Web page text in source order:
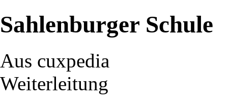
Sahlenburger Schule
Aus cuxpedia
Weiterleitung